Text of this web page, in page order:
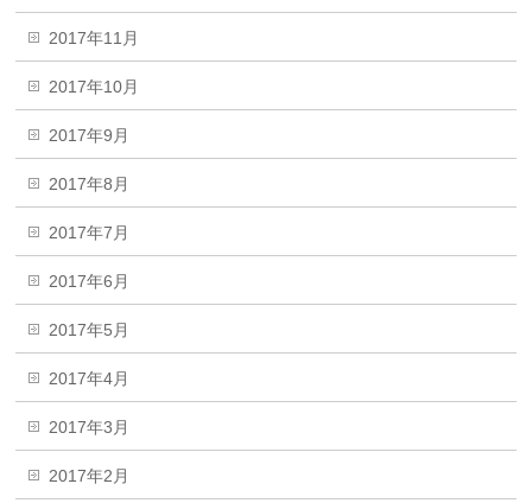
2017年11月
2017年10月
2017年9月
2017年8月
2017年7月
2017年6月
2017年5月
2017年4月
2017年3月
2017年2月